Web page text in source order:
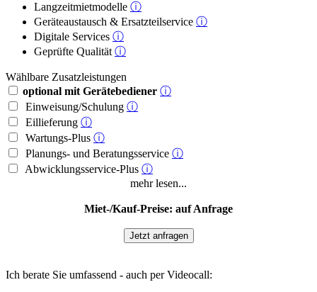
Langzeitmietmodelle ⓘ
Geräteaustausch & Ersatzteilservice ⓘ
Digitale Services ⓘ
Geprüfte Qualität ⓘ
Wählbare Zusatzleistungen
optional mit Gerätebediener ⓘ
Einweisung/Schulung ⓘ
Eillieferung ⓘ
Wartungs-Plus ⓘ
Planungs- und Beratungsservice ⓘ
Abwicklungsservice-Plus ⓘ
mehr lesen...
Miet-/Kauf-Preise: auf Anfrage
Jetzt anfragen
Ich berate Sie umfassend - auch per Videocall: